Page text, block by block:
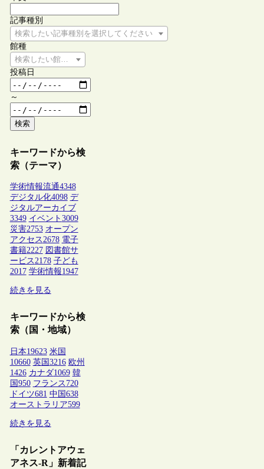
記事種別
検索したい記事種別を選択してください
館種
検索したい館種を選択してください
投稿日
～
検索
キーワードから検
索（テーマ）
学術情報流通4348
デジタル化4098 デ
ジタルアーカイブ
3349 イベント 3009
災害2753 オープン
アクセス2678 電子
書籍2227 図書館サ
ービス2178 子ども
2017 学術情報1947
続きを見る
キーワードから検
索（国・地域）
日本19623 米国
10660 英国3216 欧州
1426 カナダ1069 韓
国950 フランス 720
ドイツ681 中国638
オーストラリア599
続きを見る
「カレントアウェ
アネス-R」新着記